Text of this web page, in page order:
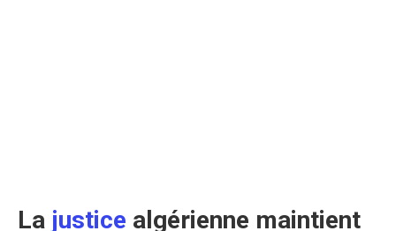
La justice algérienne maintient